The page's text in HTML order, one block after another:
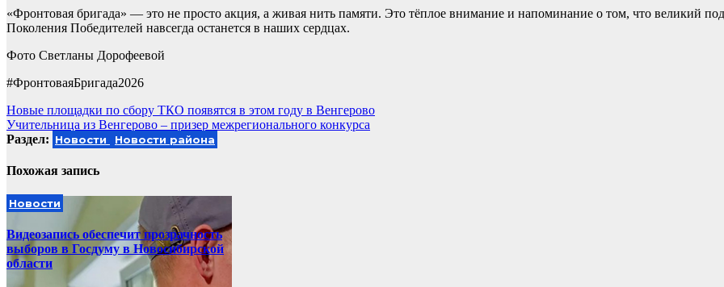
«Фронтовая бригада» — это не просто акция, а живая нить памяти. Это тёплое внимание и напоминание о том, что великий
Поколения Победителей навсегда останется в наших сердцах.
Фото Светланы Дорофеевой
#ФронтоваяБригада2026
Навигация
по
Новые площадки по сбору ТКО появятся в этом году в Венгерово
Учительница из Венгерово – призер межрегионального конкурса
Раздел: Новости Новости района
Похожая запись
Новости
Видеозапись обеспечит прозрачность
выборов в Госдуму в Новосибирской
области